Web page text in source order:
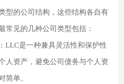
型的公司结构，这些结构各自有
常见的几种公司类型包括：
LLC是一种兼具灵活性和保护性
人资产，避免公司债务与个人资
简单。